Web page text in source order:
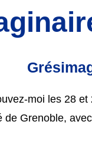
moi les 28
de Grenoble,